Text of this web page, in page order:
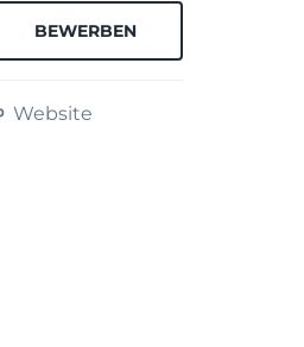
BEWERBEN
Website